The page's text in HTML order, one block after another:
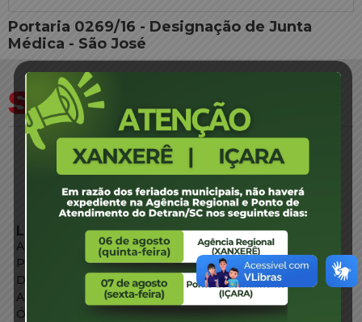
Portaria 0269/16 - Designação de Junta
Médica - São José
LINKS EXTERNOS
Agência de Notícias
Portal de Serviços
Diário Oficial
Acesso à Informação
Órgãos do Governo